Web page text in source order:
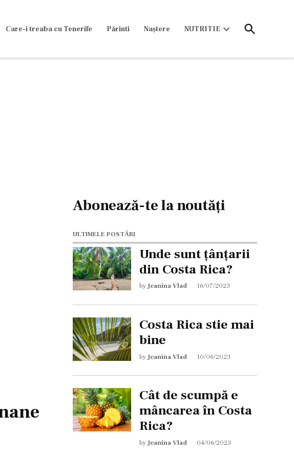
Care-i treaba cu Tenerife Părinti Naștere NUTRITIE
Open
Search
Abonează-te la noutăți
ULTIMELE POSTĂRI
Unde sunt țânțarii
din Costa Rica?
byJeanina Vlad 16/07/2023
Costa Rica stie mai
bine
by Jeanina Vlad 10/06/2023
Cât de scumpă e
mâncarea în Costa
Rica?
by Jeanina Vlad 04/06/2023